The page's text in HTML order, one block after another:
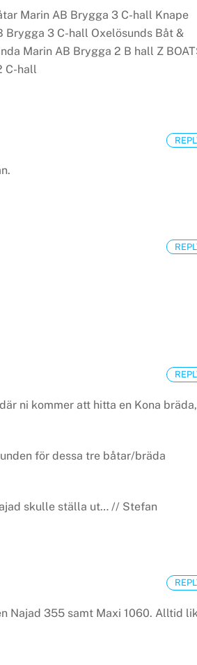
Marin AB Brygga 3 C-hall Knape
Brygga 3 C-hall Oxelösunds Båt &
Marin AB Brygga 2 B hall Z
C-hall
ni kommer att hitta en Kona bräda,
för dessa tre båtar/bräda
skulle ställa ut… // Stefan
Najad 355 samt Maxi 1060. Alltid